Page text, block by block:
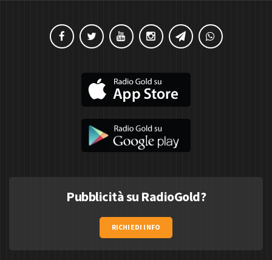
Pubblicità su RadioGold?
RICHIEDI INFO